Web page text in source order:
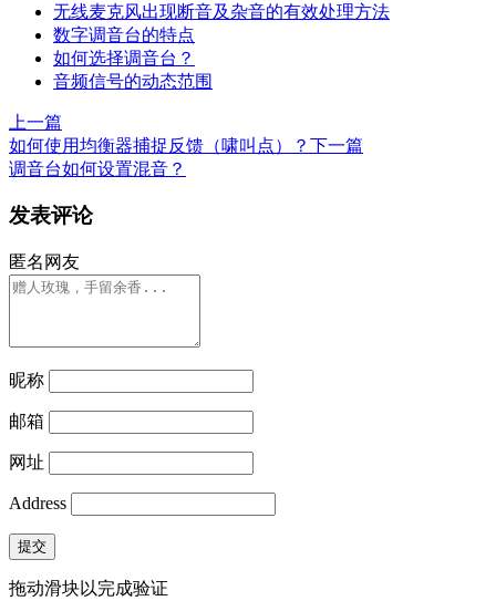
无线麦克风出现断音及杂音的有效处理方法
数字调音台的特点
如何选择调音台？
音频信号的动态范围
上一篇
如何使用均衡器捕捉反馈（啸叫点）？ 下一篇
调音台如何设置混音？
发表评论
匿名网友
昵称
邮箱
网址
Address
提交
拖动滑块以完成验证